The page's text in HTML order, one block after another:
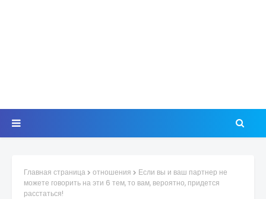
Главная страница отношения
Если вы и ваш партнер не
можете говорить на эти 6 тем, то вам, вероятно, придется
расстаться!